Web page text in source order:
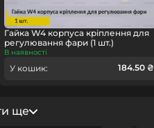
Гайка W4 корпуса кріплення для
регулювання фари (1 шт.)
В наявності
У кошик: 184.50 ₴
ще